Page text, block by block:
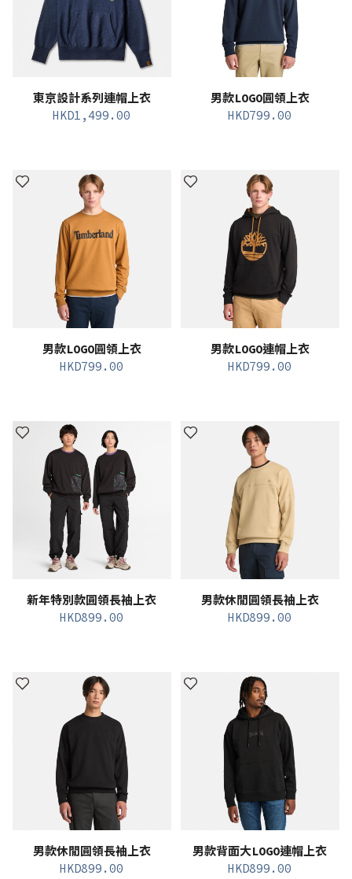
東京設計系列連帽上衣
HKD1,499.00
男款LOGO圓領上衣
HKD799.00
男款LOGO圓領上衣
HKD799.00
男款LOGO連帽上衣
HKD799.00
新年特別款圓領長袖上衣
HKD899.00
男款休閒圓領長袖上衣
HKD899.00
男款休閒圓領長袖上衣
HKD899.00
男款背面大LOGO連帽上衣
HKD899.00